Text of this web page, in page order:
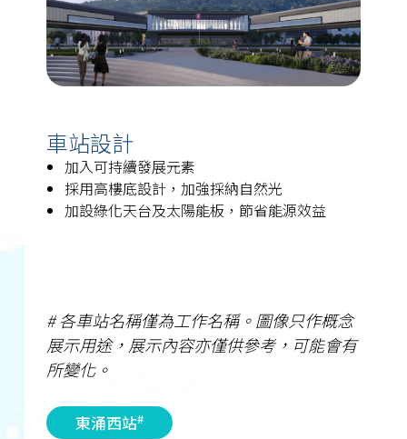
車站設計
加入可持續發展元素
採用高樓底設計，加強採納自然光
加設綠化天台及太陽能板，節省能源效益
# 各車站名稱僅為工作名稱。圖像只作概念
展示用途，展示內容亦僅供參考，可能會有
所變化。
東涌西站#